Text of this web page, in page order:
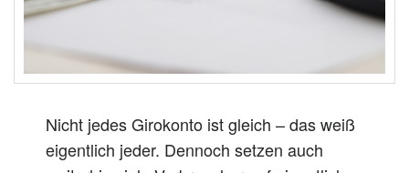
Nicht jedes Girokonto ist gleich – das weiß
eigentlich jeder. Dennoch setzen auch